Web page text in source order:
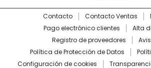
Contacto Contacto Ventas
Pago electrónico clientes
Alta
Registro de proveedores
Política de Protección de Datos
Configuración de cookies